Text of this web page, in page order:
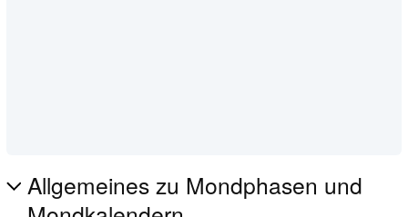
Allgemeines zu Mondphasen und